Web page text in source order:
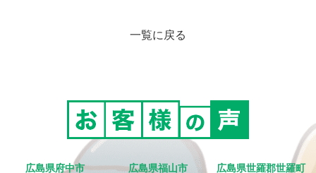
一覧に戻る
広島県府中市
広島県福山市
広島県世羅郡世羅町